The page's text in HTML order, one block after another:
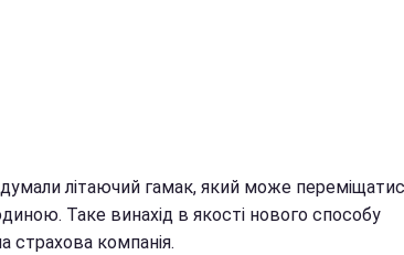
літаючий гамак, який може
Таке винахід в якості нового способу
страхова компанія.